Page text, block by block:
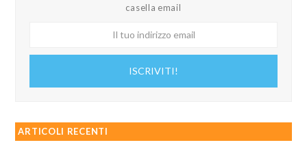
casella email
ISCRIVITI!
ARTICOLI RECENTI